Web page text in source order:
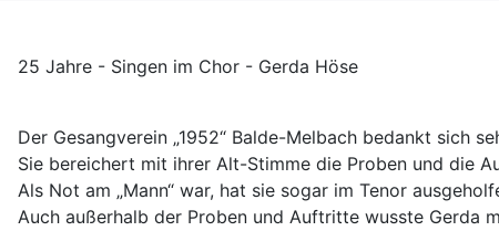
25 Jahre - Singen im Chor - Gerda Höse
Der Gesangverein „1952“ Balde-Melbach bedankt sich
Sie bereichert mit ihrer Alt-Stimme die Proben und die
Als Not am „Mann“ war, hat sie sogar im Tenor
Auch außerhalb der Proben und Auftritte wusste Gerda